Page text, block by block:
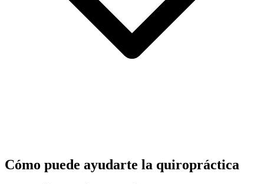
Cómo puede ayudarte la quiropráctica